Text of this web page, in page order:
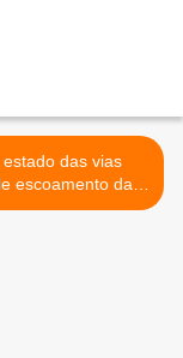
estado das vias
escoamento da
agrícola do